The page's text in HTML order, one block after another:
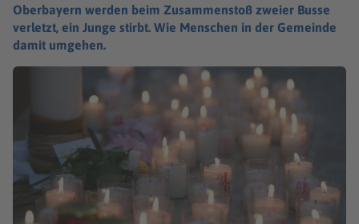
Oberbayern werden beim Zusammenstoß zweier Busse
verletzt, ein Junge stirbt. Wie Menschen in der Gemeinde
damit umgehen.